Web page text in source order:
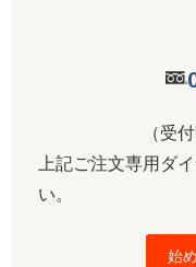
（受
上記ご注文専用ダ
い。
始